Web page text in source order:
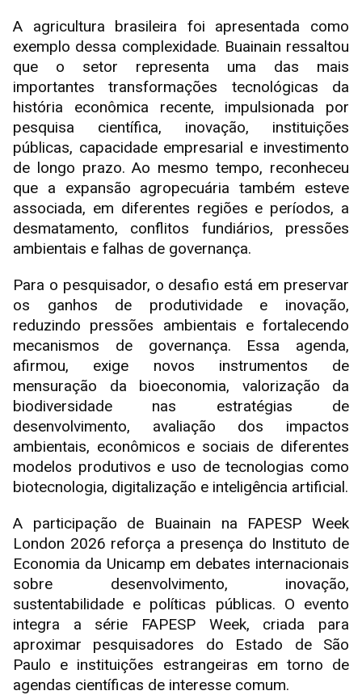
A agricultura brasileira foi apresentada como
exemplo dessa complexidade. Buainain ressaltou
que o setor representa uma das mais
importantes transformações tecnológicas da
história econômica recente, impulsionada por
pesquisa científica, inovação, instituições
públicas, capacidade empresarial e investimento
de longo prazo. Ao mesmo tempo, reconheceu
que a expansão agropecuária também esteve
associada, em diferentes regiões e períodos, a
desmatamento, conflitos fundiários, pressões
ambientais e falhas de governança.
Para o pesquisador, o desafio está em preservar
os ganhos de produtividade e inovação,
reduzindo pressões ambientais e fortalecendo
mecanismos de governança. Essa agenda,
afirmou, exige novos instrumentos de
mensuração da bioeconomia, valorização da
biodiversidade nas estratégias de
desenvolvimento, avaliação dos impactos
ambientais, econômicos e sociais de diferentes
modelos produtivos e uso de tecnologias como
biotecnologia, digitalização e inteligência artificial.
A participação de Buainain na FAPESP Week
London 2026 reforça a presença do Instituto de
Economia da Unicamp em debates internacionais
sobre desenvolvimento, inovação,
sustentabilidade e políticas públicas. O evento
integra a série FAPESP Week, criada para
aproximar pesquisadores do Estado de São
Paulo e instituições estrangeiras em torno de
agendas científicas de interesse comum.